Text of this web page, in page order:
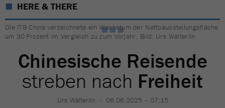
HERE & THERE
Die ITB China verzeichnete ein Wachstum der Nettoausstellungsfläche
um 30 Prozent im Vergleich zu zum Vorjahr. Bild: Urs Wälterlin
Chinesische Reisende
streben nach Freiheit
Urs Wälterlin 06.06.2025 – 07:15